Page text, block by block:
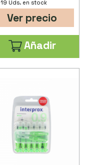
19 Uds. en stock
Ver precio
Añadir